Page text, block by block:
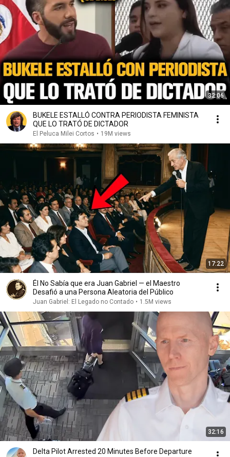
32:06
BUKELE ESTALLÓ CONTRA PERIODISTA FEMINISTA
QUE LO TRATÓ DE DICTADOR
El Peluca Milei Cortos • 19M views
17:22
Él No Sabía que era Juan Gabriel — el Maestro
Desafió a una Persona Aleatoria del Público
Juan Gabriel: El Legado no Contado • 1.5M views
32:16
Delta Pilot Arrested 20 Minutes Before Departure